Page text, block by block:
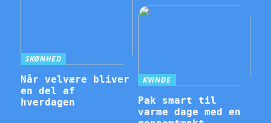
SKØNHED
Når velvære bliver
en del af
hverdagen
KVINDE
Pak smart til
varme dage med en